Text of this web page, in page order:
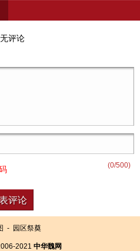
评论
(0/500)
- 园区祭奠
2021 中华魏网